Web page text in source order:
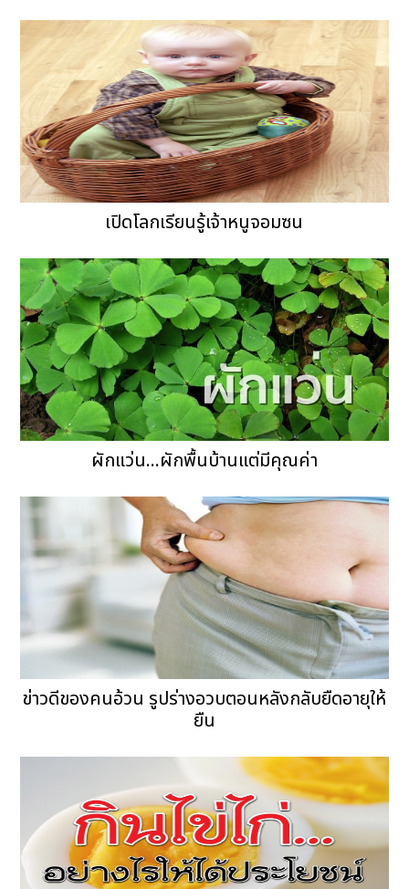
เปิดโลกเรียนรู้เจ้าหนูจอมซน
ผักแว่น...ผักพื้นบ้านแต่มีคุณค่า
ข่าวดีของคนอ้วน รูปร่างอวบตอนหลังกลับยืดอายุให้
ยืน